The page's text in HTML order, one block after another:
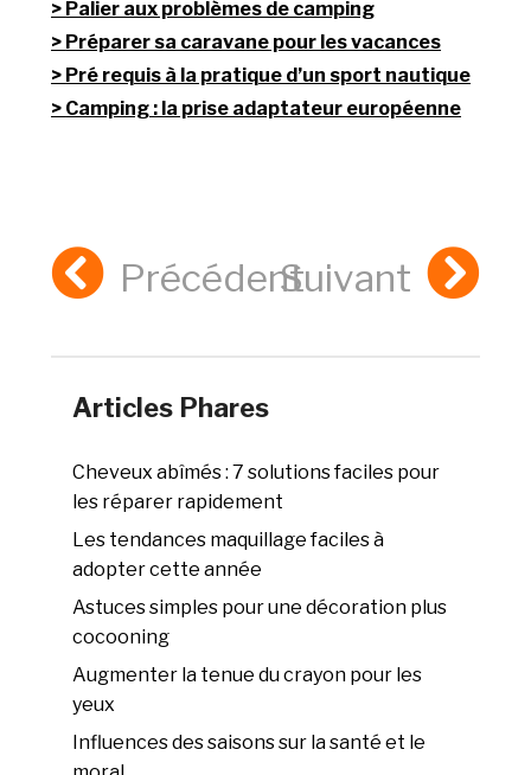
Palier aux problèmes de camping
Préparer sa caravane pour les vacances
Pré requis à la pratique d’un sport nautique
Camping : la prise adaptateur européenne
PrécédentSuivant
Articles Phares
Cheveux abîmés : 7 solutions faciles pour
les réparer rapidement
Les tendances maquillage faciles à
adopter cette année
Astuces simples pour une décoration plus
cocooning
Augmenter la tenue du crayon pour les
yeux
Influences des saisons sur la santé et le